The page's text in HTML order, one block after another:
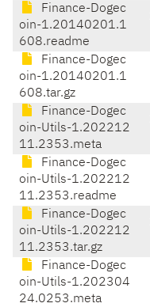
Finance-Dogec
oin-1.20140201.1
608.readme
Finance-Dogec
oin-1.20140201.1
608.tar.gz
Finance-Dogec
oin-Utils-1.202212
11.2353.meta
Finance-Dogec
oin-Utils-1.202212
11.2353.readme
Finance-Dogec
oin-Utils-1.202212
11.2353.tar.gz
Finance-Dogec
oin-Utils-1.202304
24.0253.meta